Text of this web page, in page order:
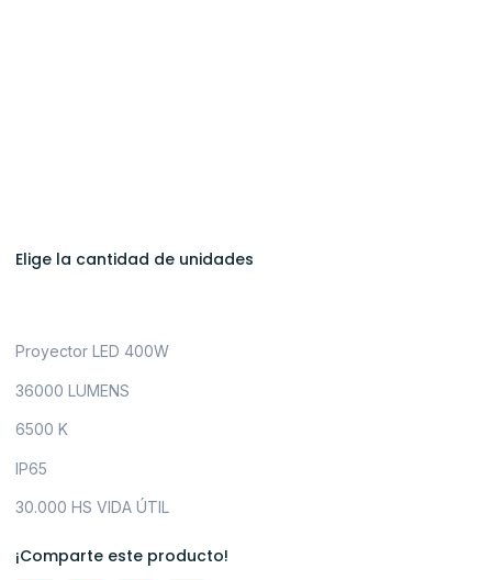
Elige la cantidad de unidades
Proyector LED 400W
36000 LUMENS
6500 K
IP65
30.000 HS VIDA ÚTIL
¡Comparte este producto!